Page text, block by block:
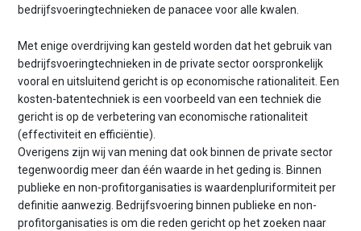
bedrijfsvoeringtechnieken de panacee voor alle kwalen.
Met enige overdrijving kan gesteld worden dat het gebruik van
bedrijfsvoeringtechnieken in de private sector oorspronkelijk
vooral en uitsluitend gericht is op economische rationaliteit. Een
kosten-batentechniek is een voorbeeld van een techniek die
gericht is op de verbetering van economische rationaliteit
(effectiviteit en efficiëntie).
Overigens zijn wij van mening dat ook binnen de private sector
tegenwoordig meer dan één waarde in het geding is. Binnen
publieke en non-profitorganisaties is waardenpluriformiteit per
definitie aanwezig. Bedrijfsvoering binnen publieke en non-
profitorganisaties is om die reden gericht op het zoeken naar